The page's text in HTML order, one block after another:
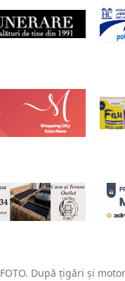
FOTO. După țigări și